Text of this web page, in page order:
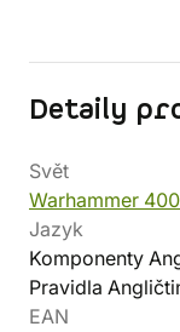
Detaily
Svět
Warhammer
Jazyk
Komponenty
Pravidla
EAN